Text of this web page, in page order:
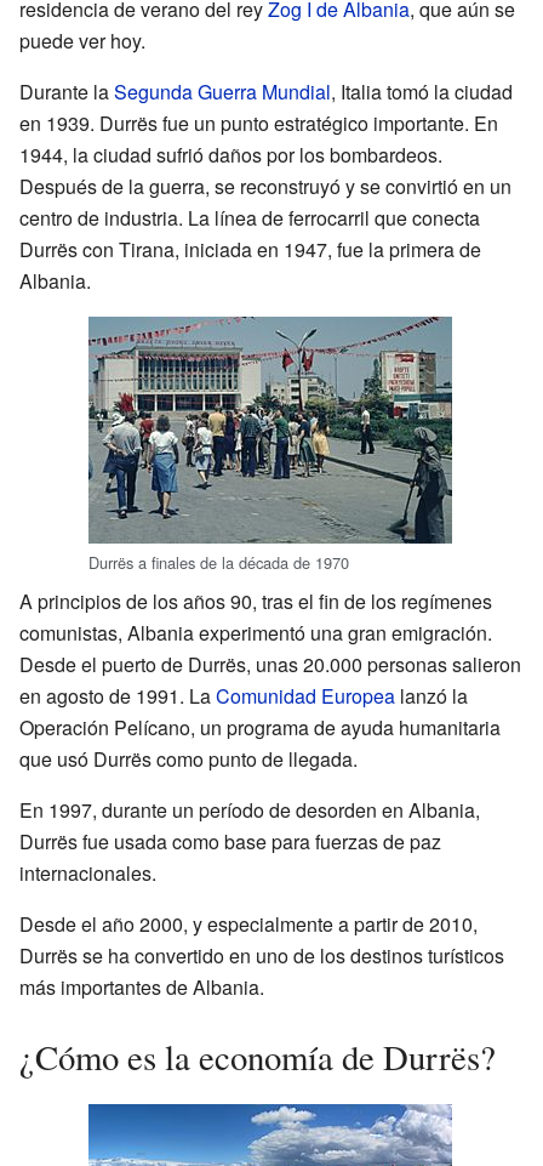
residencia de verano del reyZog I de Albania, que aún se
puede ver hoy.
Durante laSegunda Guerra Mundial, Italia tomó la ciudad
en 1939. Durrës fue un punto estratégico importante. En
1944, la ciudad sufrió daños por los bombardeos.
Después de la guerra, se reconstruyó y se convirtió en un
centro de industria. La línea de ferrocarril que conecta
Durrës con Tirana, iniciada en 1947, fue la primera de
Albania.
Durrës a finales de la década de 1970
A principios de los años 90, tras el fin de los regímenes
comunistas, Albania experimentó una gran emigración.
Desde el puerto de Durrës, unas 20.000 personas salieron
en agosto de 1991. LaComunidad Europea lanzó la
Operación Pelícano, un programa de ayuda humanitaria
que usó Durrës como punto de llegada.
En 1997, durante un período de desorden en Albania,
Durrës fue usada como base para fuerzas de paz
internacionales.
Desde el año 2000, y especialmente a partir de 2010,
Durrës se ha convertido en uno de los destinos turísticos
más importantes de Albania.
¿Cómo es la economía de Durrës?